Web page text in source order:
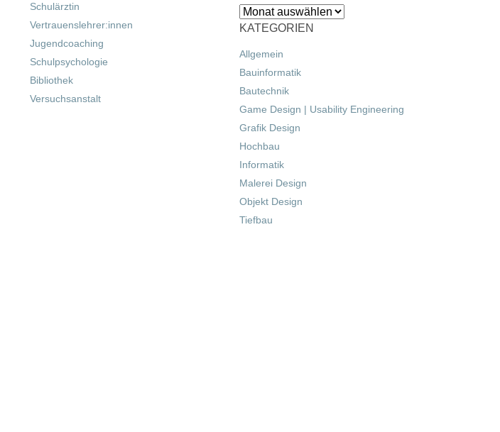
Schulärztin
Vertrauenslehrer:innen
Jugendcoaching
Schulpsychologie
Bibliothek
Versuchsanstalt
Archiv
KATEGORIEN
Allgemein
Bauinformatik
Bautechnik
Game Design | Usability Engineering
Grafik Design
Hochbau
Informatik
Malerei Design
Objekt Design
Tiefbau